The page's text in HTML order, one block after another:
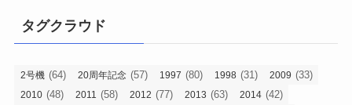
タグクラウド
2号機 (64) 20周年記念 (57) 1997 (80) 1998 (31) 2009 (33)
2010 (48) 2011 (58) 2012 (77) 2013 (63) 2014 (42)